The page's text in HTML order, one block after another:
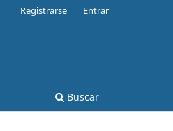
Buscar
Registrarse Entrar